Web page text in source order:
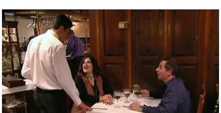
Nova
Publicado: 30 de septiembre de 2011, 10:27